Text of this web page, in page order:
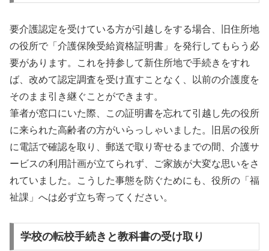
要介護認定を受けている方が引越しをする場合、旧住所地
の役所で「介護保険受給資格証明書」を発行してもらう必
要があります。これを持参して新住所地で手続きをすれ
ば、改めて認定調査を受け直すことなく、以前の介護度を
そのまま引き継ぐことができます。
筆者が窓口にいた際、この証明書を忘れて引越し先の役所
に来られた高齢者の方がいらっしゃいました。旧居の役所
に電話で確認を取り、郵送で取り寄せるまでの間、介護サ
ービスの利用計画が立てられず、ご家族が大変な思いをさ
れていました。こうした事態を防ぐためにも、役所の「福
祉課」へは必ず立ち寄ってください。
学校の転校手続きと教科書の受け取り